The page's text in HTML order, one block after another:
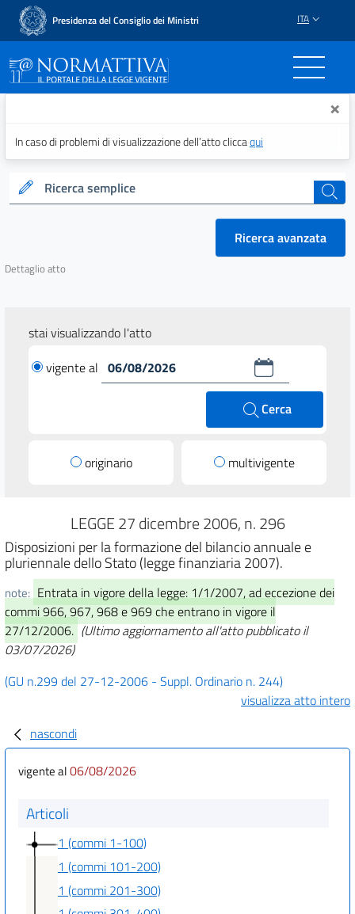
Presidenza del Consiglio dei Ministri ITA
Normattiva - Il portale ×
In caso di problemi di visualizzazione dell’atto cliccaqui
Ricerca semplice cerca
Ricerca avanzata
Dettaglio atto
stai visualizzando l'atto
vigente al
Cerca
originario multivigente
LEGGE 27 dicembre 2006, n. 296
Disposizioni per la formazione del bilancio annuale e
pluriennale dello Stato (legge finanziaria 2007).
note: Entrata in vigore della legge: 1/1/2007, ad eccezione dei
commi 966, 967, 968 e 969 che entrano in vigore il
27/12/2006. (Ultimo aggiornamento all'atto pubblicato il
03/07/2026)
(GU n.299 del 27-12-2006 - Suppl. Ordinario n. 244)
visualizza atto intero
nascondi
vigente al06/08/2026
Articoli
1 (commi 1-100)
1 (commi 101-200)
1 (commi 201-300)